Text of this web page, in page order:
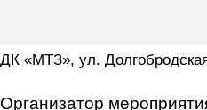
ДК «МТЗ», ул.
Организатор